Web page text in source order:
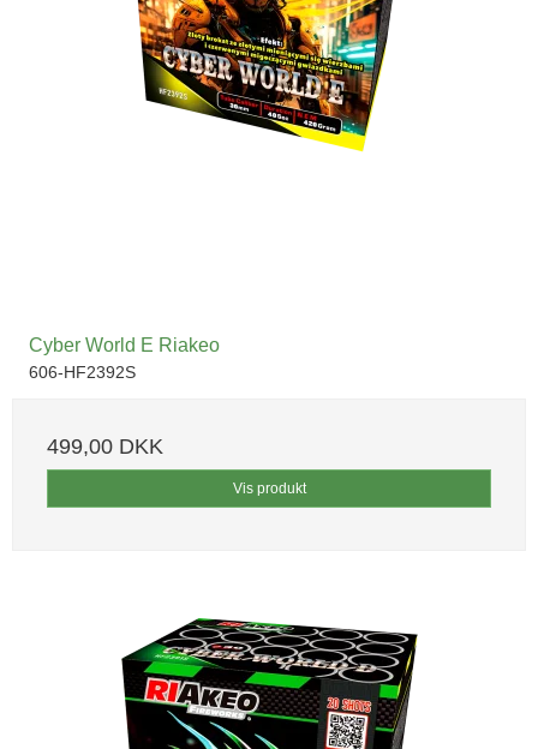
Cyber World E Riakeo
606-HF2392S
499,00 DKK
Vis produkt